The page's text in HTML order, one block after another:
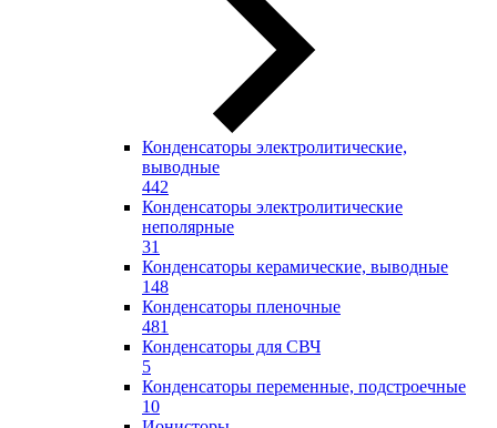
Конденсаторы электролитические,
выводные
442
Конденсаторы электролитические
неполярные
31
Конденсаторы керамические, выводные
148
Конденсаторы пленочные
481
Конденсаторы для СВЧ
5
Конденсаторы переменные, подстроечные
10